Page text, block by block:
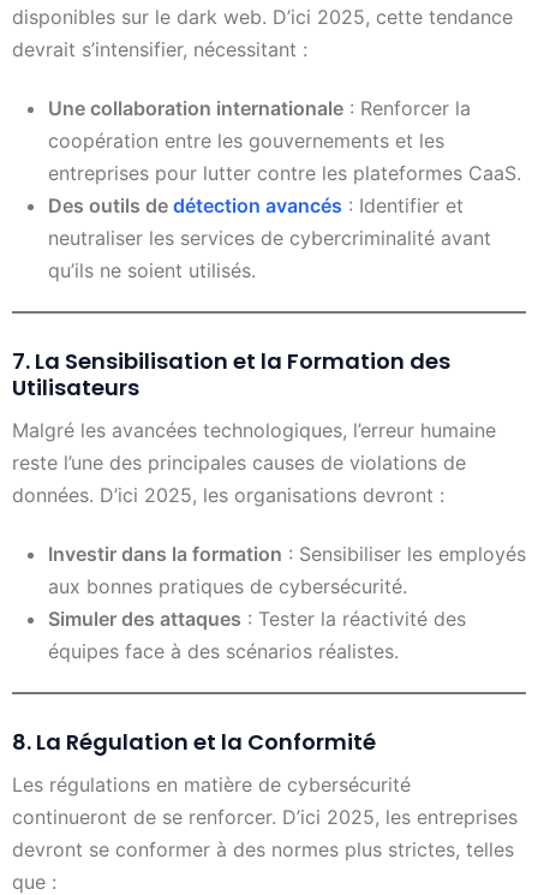
disponibles sur le dark web. D’ici 2025, cette tendance
devrait s’intensifier, nécessitant :
Une collaboration internationale : Renforcer la
coopération entre les gouvernements et les
entreprises pour lutter contre les plateformes CaaS.
Des outils de détection avancés : Identifier et
neutraliser les services de cybercriminalité avant
qu’ils ne soient utilisés.
7. La Sensibilisation et la Formation des
Utilisateurs
Malgré les avancées technologiques, l’erreur humaine
reste l’une des principales causes de violations de
données. D’ici 2025, les organisations devront :
Investir dans la formation : Sensibiliser les employés
aux bonnes pratiques de cybersécurité.
Simuler des attaques : Tester la réactivité des
équipes face à des scénarios réalistes.
8. La Régulation et la Conformité
Les régulations en matière de cybersécurité
continueront de se renforcer. D’ici 2025, les entreprises
devront se conformer à des normes plus strictes, telles
que :